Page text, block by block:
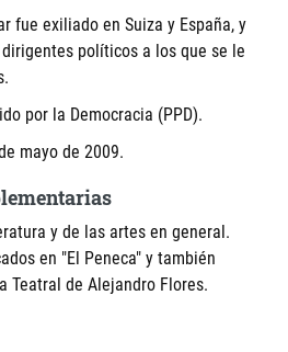
fue exiliado en Suiza y España, y
políticos a los que se le
por la Democracia (PPD).
mayo de 2009.
y de las artes en general.
en "El Peneca" y también
Teatral de Alejandro Flores.